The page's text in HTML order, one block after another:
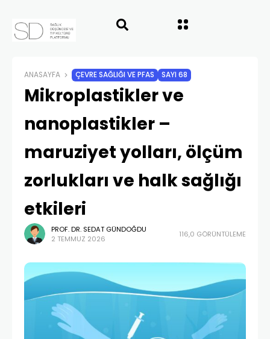
ANASAYFA ÇEVRE SAĞLIĞI VE PFAS SAYI 68
Mikroplastikler ve
nanoplastikler –
maruziyet yolları, ölçüm
zorlukları ve halk sağlığı
etkileri
PROF. DR. SEDAT GÜNDOĞDU
2 TEMMUZ 2026
116,0 GÖRÜNTÜLEME